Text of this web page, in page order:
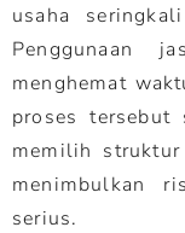
usaha
Penggunaan
menghemat
proses tersebut
memilih
menimbulkan
serius.